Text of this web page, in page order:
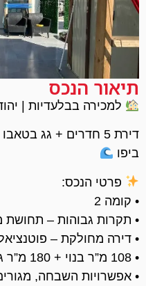
תיאור הנכס
למכירה בבלעדיות | יהודה הימית
דירת 5 חדרים + גג
ביפו
פרטי הנכס:
• קומה 2
• תקרות גבוהות – תחושת
• דירה מחולקת –
• 108 מ”ר בנוי + 180 מ”ר גג רשום בטאבו
• אפשרויות השבחה,